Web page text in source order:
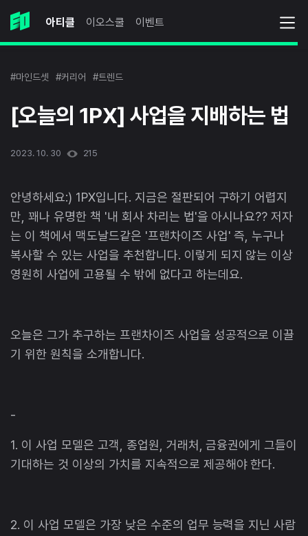
아티클 이오스쿨 이벤트
#마인드셋 #커리어 #트렌드
[오늘의 1PX] 사업을 지배하는 법
2023. 10. 30 215
안녕하세요:) 1PX입니다. 지금은 절판되어 구하기 어렵지
만, 꽤나 유명한 책 '내 회사 차리는 법'을 아시나요?? 저자
는 이 책에서 맥도날드같은 '프랜차이즈 사업' 즉, 누구나
복사할 수 있는 사업을 추천합니다. 이렇게 되지 않는 이상
영원히 사업에 고용될 수 밖에 없다고 하는데요.
오늘은 그가 추구하는 프랜차이즈 사업을 성공적으로 이끌
기 위한 원칙을 소개합니다.
-
1. 이 사업 모델은 고객, 종업원, 거래처, 금융권에게 그들이
기대하는 것 이상의 가치를 지속적으로 제공해야 한다.
2. 이 사업 모델은 가장 낮은 수준의 업무 능력을 지닌 사람